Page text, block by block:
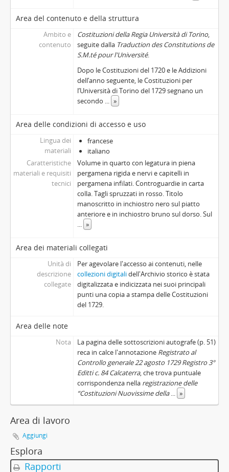
Area del contenuto e della struttura
Ambito e
contenuto
Costituzioni della Regia Università di Torino,
seguite dalla Traduction des Constitutions de
S.M.té pour l'Université.
Dopo le Costituzioni del 1720 e le Addizioni
dell’anno seguente, le Costituzioni per
l’Università di Torino del 1729 segnano un
secondo ... »
Area delle condizioni di accesso e uso
Lingua dei
materiali
francese
italiano
Caratteristiche
materiali e requisiti
tecnici
Volume in quarto con legatura in piena
pergamena rigida e nervi e capitelli in
pergamena infilati. Controguardie in carta
colla. Tagli spruzzati in rosso. Titolo
manoscritto in inchiostro nero sul piatto
anteriore e in inchiostro bruno sul dorso. Sul
... »
Area dei materiali collegati
Unità di
descrizione
collegate
Per agevolare l'accesso ai contenuti, nelle
collezioni digitalidell'Archivio storico è stata
digitalizzata e indicizzata nei suoi principali
punti una copia a stampa delle Costituzioni
del 1729.
Area delle note
Nota
La pagina delle sottoscrizioni autografe (p. 51)
reca in calce l'annotazione Registrato al
Controllo generale 22 agosto 1729 Registro 3°
Editti c. 84 Calcaterra, che trova puntuale
corrispondenza nella registrazione delle
“Costituzioni Nuovissime della... »
Area di lavoro
Aggiungi
Esplora
Rapporti